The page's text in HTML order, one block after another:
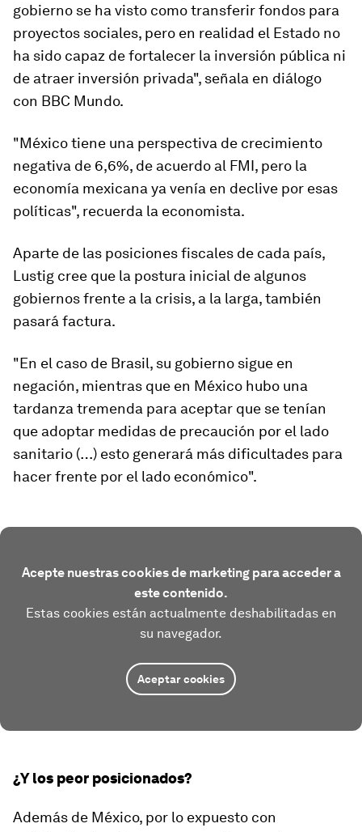
gobierno se ha visto como transferir fondos para
proyectos sociales, pero en realidad el Estado no
ha sido capaz de fortalecer la inversión pública ni
de atraer inversión privada", señala en diálogo
con BBC Mundo.
"México tiene una perspectiva de crecimiento
negativa de 6,6%, de acuerdo al FMI, pero la
economía mexicana ya venía en declive por esas
políticas", recuerda la economista.
Aparte de las posiciones fiscales de cada país,
Lustig cree que la postura inicial de algunos
gobiernos frente a la crisis, a la larga, también
pasará factura.
"En el caso de Brasil, su gobierno sigue en
negación, mientras que en México hubo una
tardanza tremenda para aceptar que se tenían
que adoptar medidas de precaución por el lado
sanitario (…) esto generará más dificultades para
hacer frente por el lado económico".
Acepte nuestras cookies de marketing para acceder a
este contenido.
Estas cookies están actualmente deshabilitadas en
su navegador.
Aceptar cookies
¿Y los peor posicionados?
Además de México, por lo expuesto con